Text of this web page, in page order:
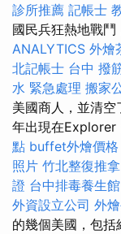
診所推薦 記帳士
國民兵狂熱地戰鬥
ANALYTICS 外燴
北記帳士 台中 撥
水 緊急處理 搬家
美國商人，並清
年出現在Explorer
點 buffet外燴價格
照片 竹北整復推拿
證 台中排毒養生館
外資設立公司 外
的幾個美國，包